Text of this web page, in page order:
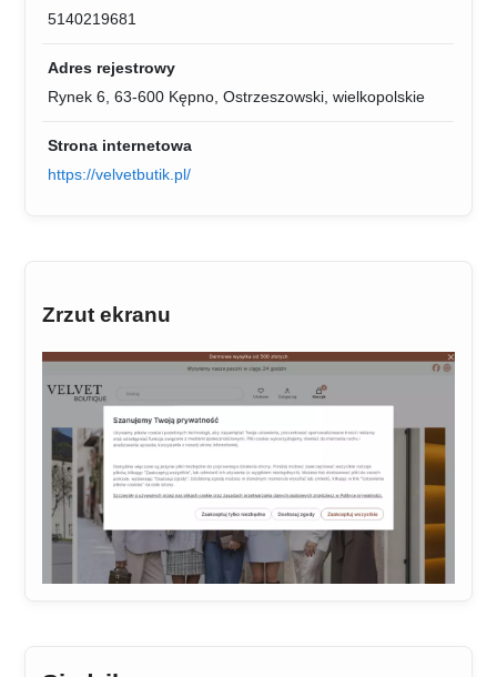
5140219681
Adres rejestrowy
Rynek 6, 63-600 Kępno, Ostrzeszowski, wielkopolskie
Strona internetowa
https://velvetbutik.pl/
Zrzut ekranu